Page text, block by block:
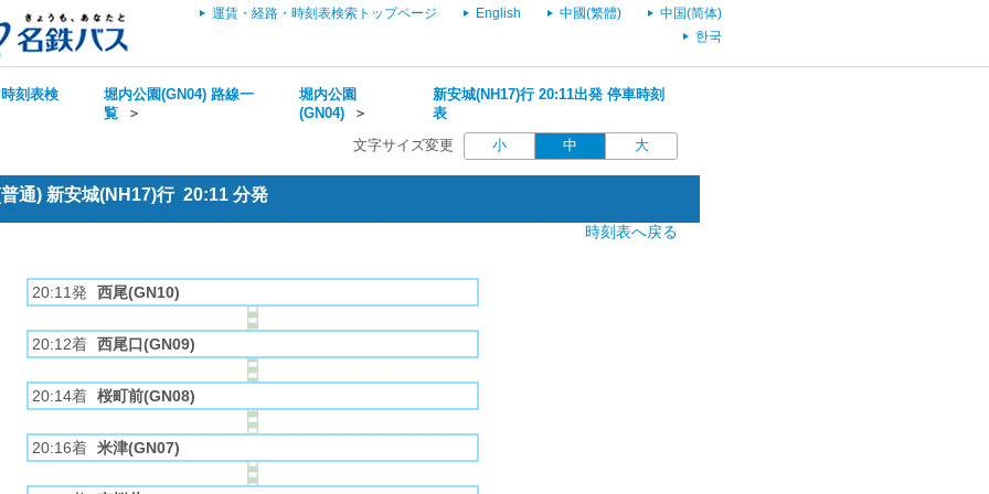
運賃・経路・時刻表検索トップページ English 中國(繁體)
中国(简体)
한국
刻表検
堀内公園(GN04) 路線一
覧＞
堀内公園
(GN04)＞
新安城(NH17)行 20:11出発 停車時刻
表
文字サイズ変更 小 中 大
通) 新安城(NH17)行 20:11 分発
時刻表へ戻る
20:11発 西尾(GN10)
20:12着 西尾口(GN09)
20:14着 桜町前(GN08)
20:16着 米津(GN07)